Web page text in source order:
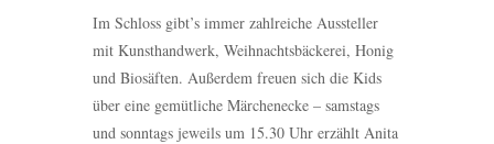
Im Schloss gibt’s immer zahlreiche Aussteller
mit Kunsthandwerk, Weihnachtsbäckerei, Honig
und Biosäften. Außerdem freuen sich die Kids
über eine gemütliche Märchenecke – samstags
und sonntags jeweils um 15.30 Uhr erzählt Anita